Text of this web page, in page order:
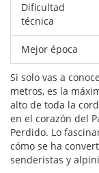
Dificultad
técnica
Mejor época
Si solo vas a
metros, es la
alto de toda la
en el corazón del
Perdido. Lo
cómo se ha
senderistas y